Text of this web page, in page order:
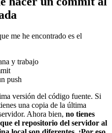
me he encontrado es el
y trabajo
push
versión del código fuente. Si
una copia de la última
Ahora bien, no tienes
el repositorio del servidor al